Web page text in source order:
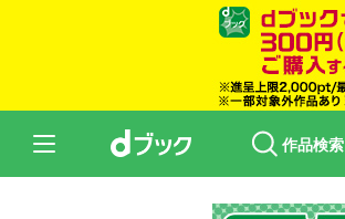
作品検索